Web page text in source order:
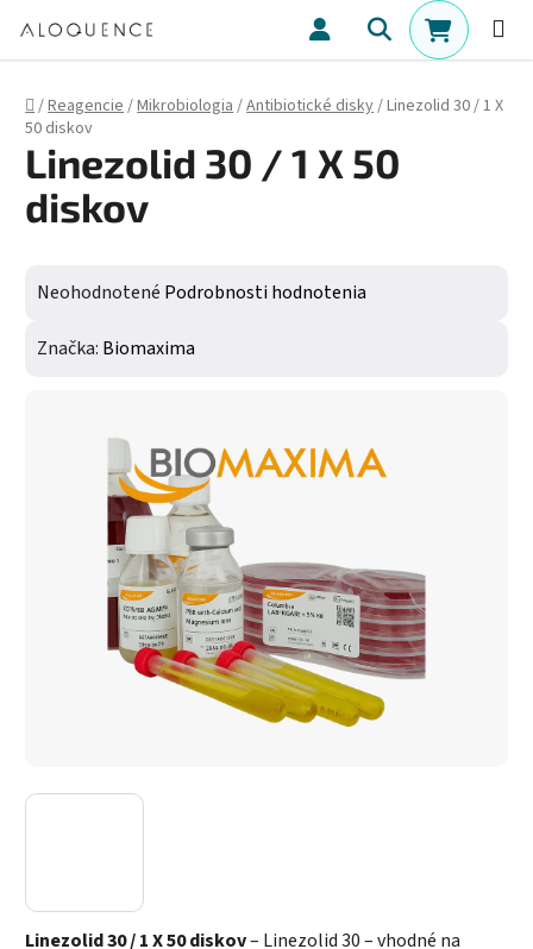
Hľadať
Domov
/Reagencie/Mikrobiologia/Antibiotické disky/Linezolid 30 / 1 X
50 diskov
Linezolid 30 / 1 X 50 diskov– Linezolid 30 – vhodné na
Linezolid 30 / 1 X 50
diskov
Priemerné hodnotenie produktu je 0,0 z 5 hviezdičiek.
Neohodnotené Podrobnosti hodnotenia
Značka: Biomaxima